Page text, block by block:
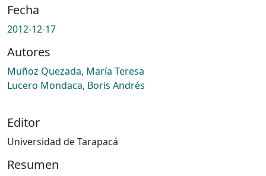
Fecha
2012-12-17
Autores
Muñoz Quezada, María Teresa
Lucero Mondaca, Boris Andrés
Editor
Universidad de Tarapacá
Resumen